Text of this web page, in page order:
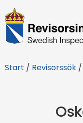
R
e
i
Start / Revisorssök /